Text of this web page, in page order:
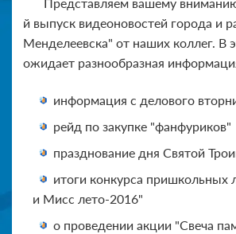
й выпуск видеоновостей города и
Менделеевска" от наших коллег. В
ожидает разнообразная
информация с делового
рейд по закупке "фанфуриков"
празднование дня Святой
итоги конкурса пришкольных
и Мисс лето-2016"
о проведении акции "Свеча